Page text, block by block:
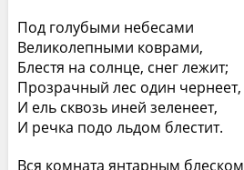
Под голубыми небесами
Великолепными коврами,
Блестя на солнце, снег лежит;
Прозрачный лес один чернеет,
И ель сквозь иней зеленеет,
И речка подо льдом блестит.
Вся комната янтарным блеском